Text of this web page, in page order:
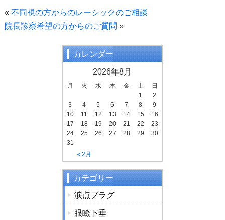
c
e
tt
er
e
« 不同視の方からのレーシックのご相談
院長診察希望の方からのご質問 »
カレンダー
2026年8月
月 火 水 木 金 土 日
« 2月
1
2
3
4 5 6 7 8
9
10
11 12 13 14 15
16
17
18 19 20 21 22
23
24
25 26 27 28 29
30
31
カテゴリー
涙点プラグ
眼瞼下垂